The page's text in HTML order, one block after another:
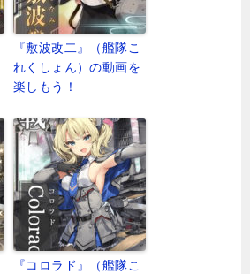
『敷波改二』（艦隊こ
れくしょん）の動画を
楽しもう！
『コロラド』（艦隊こ